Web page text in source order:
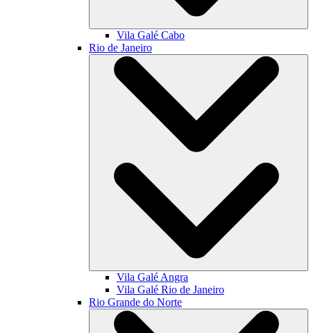
Vila Galé Cabo
Rio de Janeiro
Vila Galé Angra
Vila Galé Rio de Janeiro
Rio Grande do Norte